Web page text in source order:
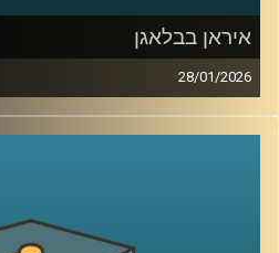
איראן בבלאגן
28/01/2026
מאז הפעם האחרונה שדיברנו עם
חווה טלטלה עמוקה, מחאה
בפרק הזה ננסה להבין מה באמת
נראית המחאה מבפנים, עד כמה